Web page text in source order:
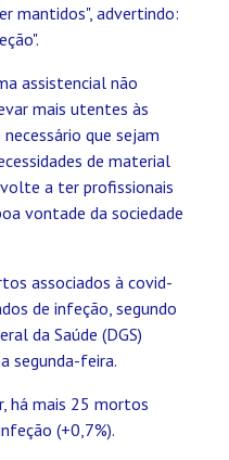
mantidos", advertindo:
assistencial não
mais utentes às
que sejam
de material
a ter profissionais
vontade da sociedade
associados à covid-
de infeção, segundo
da Saúde (DGS)
segunda-feira.
há mais 25 mortos
(+0,7%).